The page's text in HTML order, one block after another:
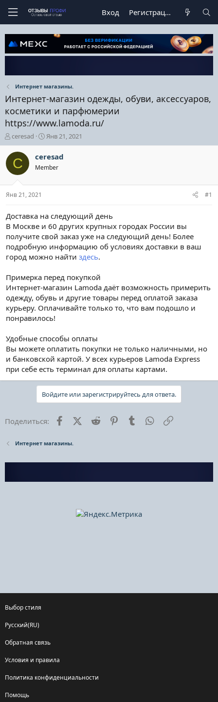
Вход Регистрация
Интернет магазины.
Интернет-магазин одежды, обуви, аксессуаров,
косметики и парфюмерии
https://www.lamoda.ru/
А
в
т
о
е
м
ceresad
Д
а
а
н
ч
а
Янв 21, 2021
C ceresad
Member
Янв 21, 2021 #1
Доставка на следующий день
В Москве и 60 других крупных городах России вы
получите свой заказ уже на следующий день! Более
подробную информацию об условиях доставки в ваш
город можно найти здесь.
Примерка перед покупкой
Интернет-магазин Lamoda даёт возможность примерить
одежду, обувь и другие товары перед оплатой заказа
курьеру. Оплачивайте только то, что вам подошло и
понравилось!
Удобные способы оплаты
Вы можете оплатить покупки не только наличными, но
и банковской картой. У всех курьеров Lamoda Express
при себе есть терминал для оплаты картами.
Войдите или зарегистрируйтесь для ответа.
Поделиться: FacebookX (Twitter)
Reddit PinterestTumblr WhatsApp
Интернет магазины.
Выбор стиля
Русский(RU)
Обратная связь
Условия и правила
Политика конфиденциальности
Помощь